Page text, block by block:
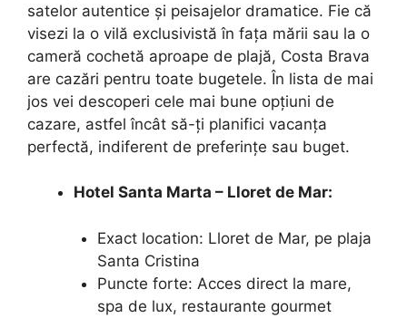
satelor autentice și peisajelor dramatice. Fie că
visezi la o vilă exclusivistă în fața mării sau la o
cameră cochetă aproape de plajă, Costa Brava
are cazări pentru toate bugetele. În lista de mai
jos vei descoperi cele mai bune opțiuni de
cazare, astfel încât să-ți planifici vacanța
perfectă, indiferent de preferințe sau buget.
Hotel Santa Marta – Lloret de Mar:
Exact location: Lloret de Mar, pe plaja
Santa Cristina
Puncte forte: Acces direct la mare,
spa de lux, restaurante gourmet